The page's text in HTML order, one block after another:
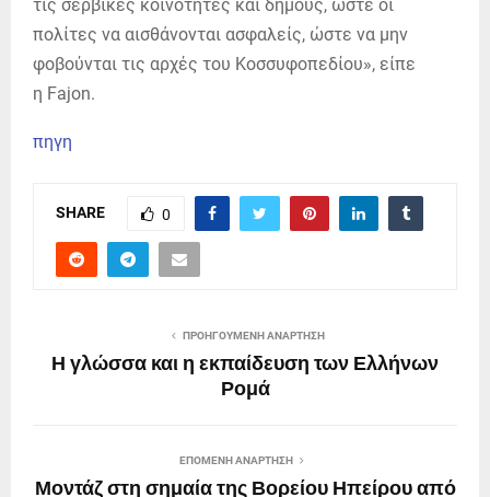
τις σερβικές κοινότητες και δήμους, ώστε οι
πολίτες να αισθάνονται ασφαλείς, ώστε να μην
φοβούνται τις αρχές του Κοσσυφοπεδίου», είπε
η Fajon.
πηγη
SHARE 0
ΠΡΟΗΓΟΎΜΕΝΗ ΑΝΆΡΤΗΣΗ
Η γλώσσα και η εκπαίδευση των Ελλήνων
Ρομά
ΕΠΌΜΕΝΗ ΑΝΆΡΤΗΣΗ
Μοντάζ στη σημαία της Βορείου Ηπείρου από